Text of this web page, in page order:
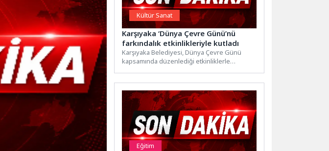
Kültür Sanat
Karşıyaka ‘Dünya Çevre Günü’nü
farkındalık etkinlikleriyle kutladı
Karşıyaka Belediyesi, Dünya Çevre Günü
kapsamında düzenlediği etkinliklerle
Eğitim